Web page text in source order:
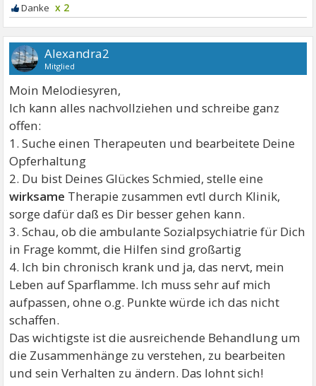
x 2
Alexandra2
Mitglied
Moin Melodiesyren,
Ich kann alles nachvollziehen und schreibe ganz
offen:
1. Suche einen Therapeuten und bearbeitete Deine
Opferhaltung
2. Du bist Deines Glückes Schmied, stelle eine
wirksame Therapie zusammen evtl durch Klinik,
sorge dafür daß es Dir besser gehen kann.
3. Schau, ob die ambulante Sozialpsychiatrie für Dich
in Frage kommt, die Hilfen sind großartig
4. Ich bin chronisch krank und ja, das nervt, mein
Leben auf Sparflamme. Ich muss sehr auf mich
aufpassen, ohne o.g. Punkte würde ich das nicht
schaffen.
Das wichtigste ist die ausreichende Behandlung um
die Zusammenhänge zu verstehen, zu bearbeiten
und sein Verhalten zu ändern. Das lohnt sich!